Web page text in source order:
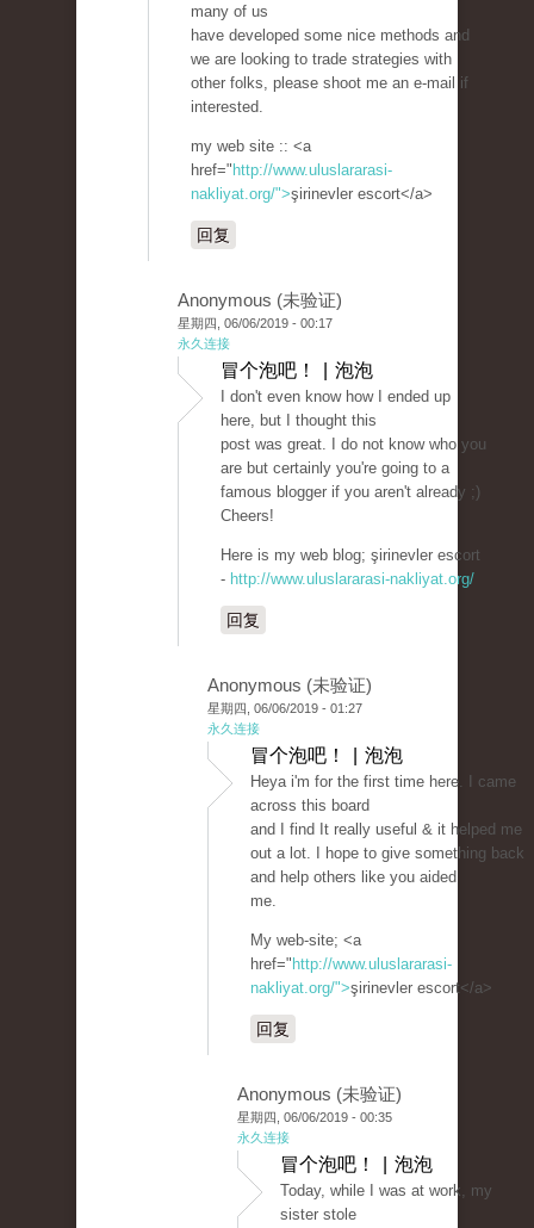
many of us
have developed some nice methods and
we are looking to trade strategies with
other folks, please shoot me an e-mail if
interested.
my web site :: <a
href=" http://www.uluslararasi-
nakliyat.org/">şirinevler escort</a>
回复
Anonymous (未验证)
星期四, 06/06/2019 - 00:17
永久连接
冒个泡吧！ | 泡泡
I don't even know how I ended up
here, but I thought this
post was great. I do not know who you
are but certainly you're going to a
famous blogger if you aren't already ;)
Cheers!
Here is my web blog; şirinevler escort
- http://www.uluslararasi-nakliyat.org/
回复
Anonymous (未验证)
星期四, 06/06/2019 - 01:27
永久连接
冒个泡吧！ | 泡泡
Heya i'm for the first time here. I came
across this board
and I find It really useful & it helped me
out a lot. I hope to give something back
and help others like you aided
me.
My web-site; <a
href=" http://www.uluslararasi-
nakliyat.org/">şirinevler escort</a>
回复
Anonymous (未验证)
星期四, 06/06/2019 - 00:35
永久连接
冒个泡吧！ | 泡泡
Today, while I was at work, my
sister stole